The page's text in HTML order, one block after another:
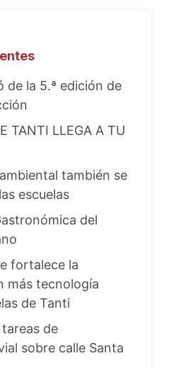
de la 5.ª edición de
TANTI LLEGA A TU
también se
escuelas
del
fortalece la
más tecnología
de Tanti
de
sobre calle Santa